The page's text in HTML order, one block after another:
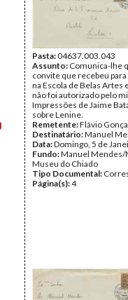
Pasta:04637.003.043
Assunto: Comunica-lhe
convite que recebeu
na Escola de Belas Artes
não foi autorizado pelo
Impressões de Jaime
sobre Lenine.
Remetente:Flávio
Destinatário:Manuel
Data:Domingo, 5 de
Fundo:Manuel Mendes/
Museu do Chiado
Tipo Documental:
Página(s):4